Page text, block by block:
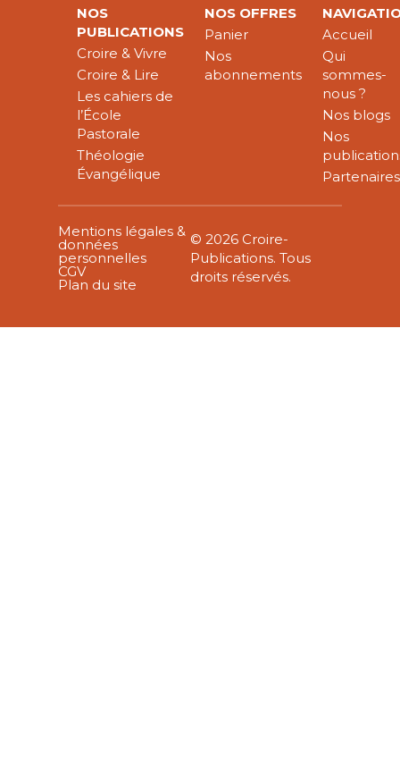
NOS
PUBLICATIONS
Croire & Vivre
Croire & Lire
Les cahiers de
l’École
Pastorale
Théologie
Évangélique
NOS OFFRES
Panier
Nos
abonnements
Accueil
Qui
sommes-
nous ?
Nos blogs
Nos
Partenaires
Mentions légales &
données
personnelles
CGV
Plan du site
© 2026 Croire-
Publications. Tous
droits réservés.